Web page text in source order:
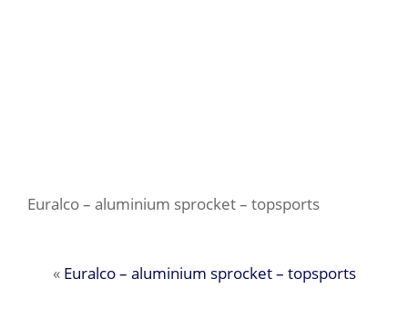
Euralco – aluminium sprocket – topsports
« Euralco – aluminium sprocket – topsports